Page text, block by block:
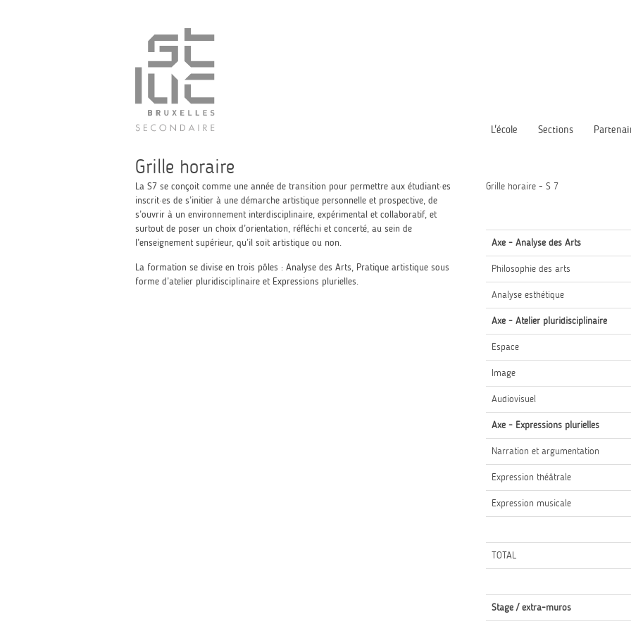
L'école Sections
Grille horaire
La S7 se conçoit comme une année de transition pour permettre aux étudiant·es
inscrit·es de s’initier à une démarche artistique personnelle et prospective, de
s’ouvrir à un environnement interdisciplinaire, expérimental et collaboratif, et
surtout de poser un choix d’orientation, réfléchi et concerté, au sein de
l’enseignement supérieur, qu’il soit artistique ou non.
La formation se divise en trois pôles : Analyse des Arts, Pratique artistique sous
forme d’atelier pluridisciplinaire et Expressions plurielles.
Grille horaire - S 7
Axe - Analyse des Arts
Philosophie des arts
Analyse esthétique
Axe - Atelier pluridisciplinaire
Espace
Image
Audiovisuel
Axe - Expressions plurielles
Narration et argumentation
Expression théâtrale
Expression musicale
TOTAL
Stage / extra-muros